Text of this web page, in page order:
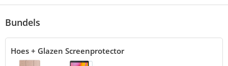
Bundels
Hoes + Glazen Screenprotector